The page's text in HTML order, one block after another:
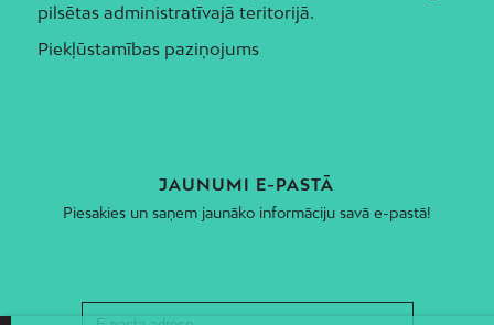
pilsētas administratīvajā teritorijā.
Piekļūstamības paziņojums
JAUNUMI E-PASTĀ
Piesakies un saņem jaunāko informāciju savā e-pastā!